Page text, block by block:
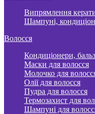
Випрямлення
Шампуні,
Волосся
Кондиціонери,
Маски для волосся
Молочко для
Олії для волосся
Пудра для волосся
Термозахист для
Шампуні для